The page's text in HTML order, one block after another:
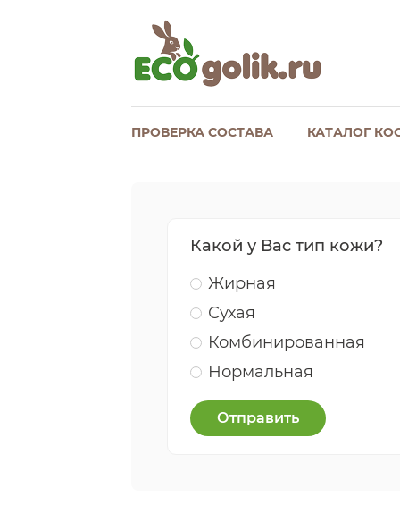
ПРОВЕРКА СОСТАВА КАТАЛОГ
Какой у Вас тип кожи?
Жирная
Сухая
Комбинированная
Нормальная
Отправить